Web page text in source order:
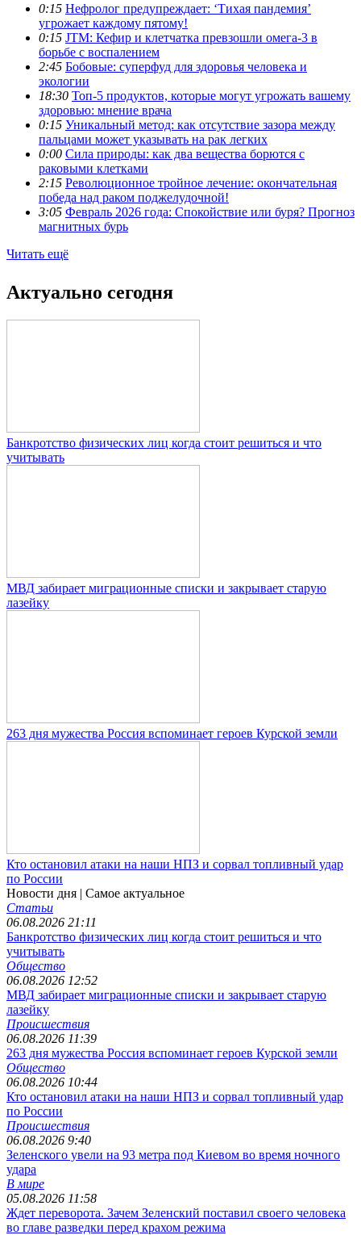
0:15 Нефролог предупреждает: ‘Тихая пандемия’
угрожает каждому пятому!
0:15 JTM: Кефир и клетчатка превзошли омега-3 в
борьбе с воспалением
2:45 Бобовые: суперфуд для здоровья человека и
экологии
18:30 Топ-5 продуктов, которые могут угрожать вашему
здоровью: мнение врача
0:15 Уникальный метод: как отсутствие зазора между
пальцами может указывать на рак легких
0:00 Сила природы: как два вещества борются с
раковыми клетками
2:15 Революционное тройное лечение: окончательная
победа над раком поджелудочной!
3:05 Февраль 2026 года: Спокойствие или буря? Прогноз
магнитных бурь
Читать ещё
Актуально сегодня
Банкротство физических лиц когда стоит решиться и что
учитывать
МВД забирает миграционные списки и закрывает старую
лазейку
263 дня мужества Россия вспоминает героев Курской земли
Кто остановил атаки на наши НПЗ и сорвал топливный удар
по России
Новости дня | Самое актуальное
Статьи
06.08.2026 21:11
Банкротство физических лиц когда стоит решиться и что
учитывать
Общество
06.08.2026 12:52
МВД забирает миграционные списки и закрывает старую
лазейку
Происшествия
06.08.2026 11:39
263 дня мужества Россия вспоминает героев Курской земли
Общество
06.08.2026 10:44
Кто остановил атаки на наши НПЗ и сорвал топливный удар
по России
Происшествия
06.08.2026 9:40
Зеленского увели на 93 метра под Киевом во время ночного
удара
В мире
05.08.2026 11:58
Ждет переворота. Зачем Зеленский поставил своего человека
во главе разведки перед крахом режима